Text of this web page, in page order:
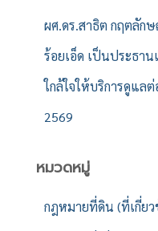
ผศ.ดร.สาธิต กฤตลัก
ร้อยเอ็ด เป็นประธาน
ใกล้ใจให้บริการดูแล
2569
หมวดหมู่
กฎหมายที่ดิน (ที่เกี่ยว